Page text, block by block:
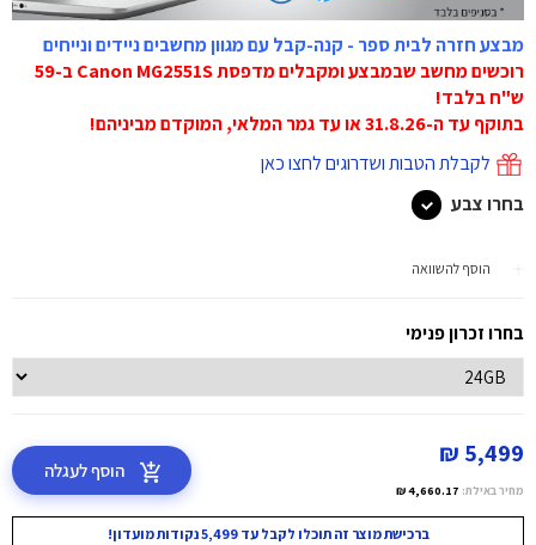
מבצע חזרה לבית ספר - קנה-קבל עם מגוון מחשבים ניידים ונייחים
רוכשים מחשב שבמבצע ומקבלים מדפסת Canon MG2551S ב-59
ש"ח בלבד!
בתוקף עד ה-31.8.26 או עד גמר המלאי, המוקדם מביניהם!
לקבלת הטבות ושדרוגים לחצו כאן
בחרו צבע
הוסף להשוואה
בחרו זכרון פנימי
5,499 ₪
מחיר באילת: 4,660.17 ₪
הוסף לעגלה
ברכישת מוצר זה תוכלו לקבל עד 5,499 נקודות מועדון!